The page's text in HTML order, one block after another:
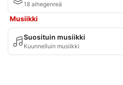
18 aihegenreä
Musiikki
Suosituin musiikki
Kuunnelluin musiikki